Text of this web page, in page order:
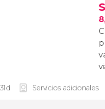
Servicios adicionales